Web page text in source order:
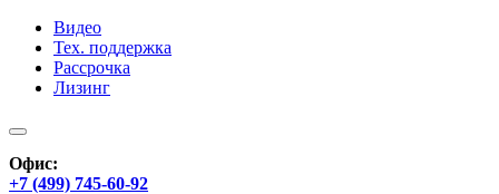
Видео
Тех. поддержка
Рассрочка
Лизинг
Офис:
+7 (499) 745-60-92